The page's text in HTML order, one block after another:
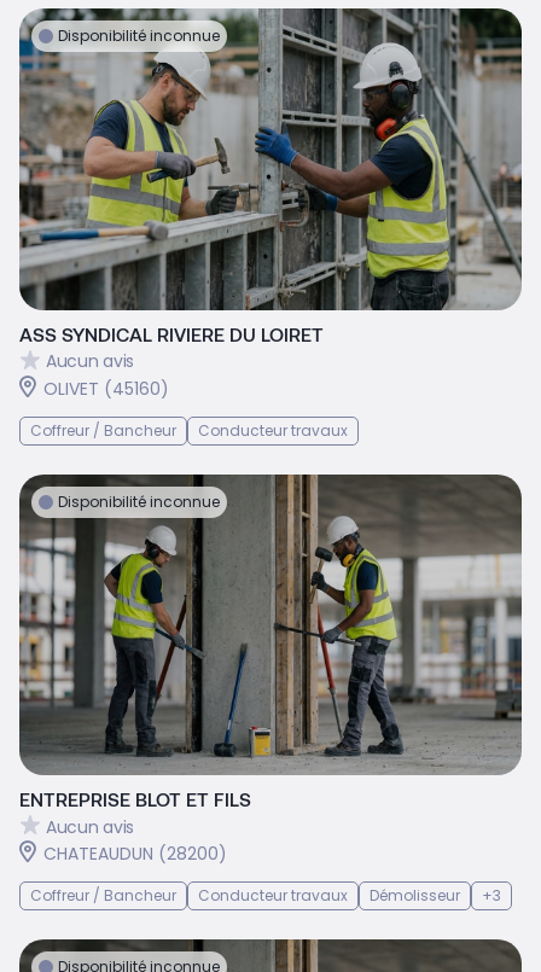
Disponibilité inconnue
ASS SYNDICAL RIVIERE DU LOIRET
Aucun avis
OLIVET (45160)
Coffreur / Bancheur Conducteur travaux
Disponibilité inconnue
ENTREPRISE BLOT ET FILS
Aucun avis
CHATEAUDUN (28200)
Coffreur / Bancheur Conducteur travaux Démolisseur +3
Disponibilité inconnue